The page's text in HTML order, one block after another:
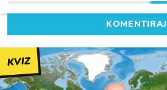
KOMENTIRAJ
KVIZ